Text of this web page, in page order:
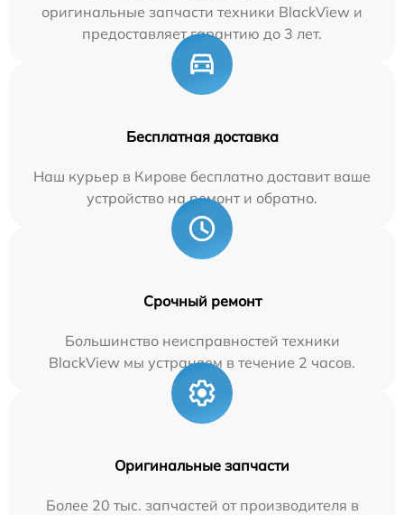
оригинальные запчасти техники BlackView и
предоставляет гарантию до 3 лет.
Бесплатная доставка
Наш курьер в Кирове бесплатно доставит ваше
устройство на ремонт и обратно.
Срочный ремонт
Большинство неисправностей техники
BlackView мы устраняем в течение 2 часов.
Оригинальные запчасти
Более 20 тыс. запчастей от производителя в